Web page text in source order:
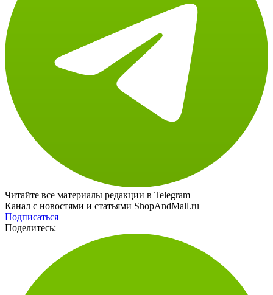
Читайте все материалы редакции в Telegram
Канал с новостями и статьями ShopAndMall.ru
Подписаться